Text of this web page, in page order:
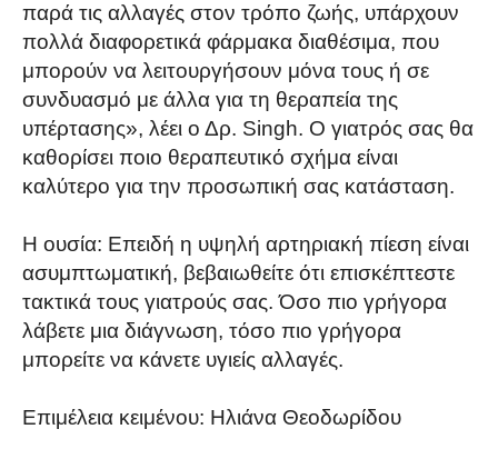
παρά τις αλλαγές στον τρόπο ζωής, υπάρχουν
πολλά διαφορετικά φάρμακα διαθέσιμα, που
μπορούν να λειτουργήσουν μόνα τους ή σε
συνδυασμό με άλλα για τη θεραπεία της
υπέρτασης», λέει ο Δρ. Singh. Ο γιατρός σας θα
καθορίσει ποιο θεραπευτικό σχήμα είναι
καλύτερο για την προσωπική σας κατάσταση.
Η ουσία: Επειδή η υψηλή αρτηριακή πίεση είναι
ασυμπτωματική, βεβαιωθείτε ότι επισκέπτεστε
τακτικά τους γιατρούς σας. Όσο πιο γρήγορα
λάβετε μια διάγνωση, τόσο πιο γρήγορα
μπορείτε να κάνετε υγιείς αλλαγές.
Επιμέλεια κειμένου: Ηλιάνα Θεοδωρίδου